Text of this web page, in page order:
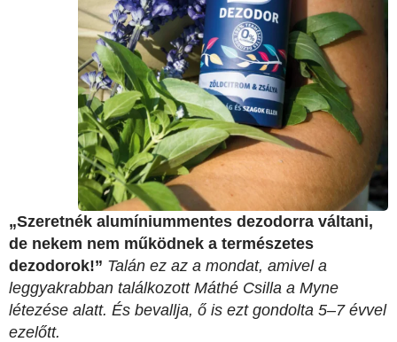
„Szeretnék alumíniummentes dezodorra váltani,
de nekem nem működnek a természetes
dezodorok!” Talán ez az a mondat, amivel a
leggyakrabban találkozott Máthé Csilla a Myne
létezése alatt. És bevallja, ő is ezt gondolta 5–7 évvel
ezelőtt.